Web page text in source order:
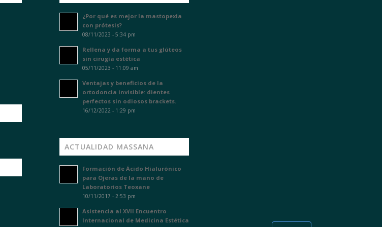
¿Por qué es mejor la mastopexia
con prótesis?
08/11/2023 - 5:34 pm
Rellena y da forma a tus glúteos
sin cirugía estética
05/11/2023 - 11:09 am
Ventajas y beneficios de la
ortodoncia invisible: dientes
perfectos sin odiosos brackets.
16/12/2022 - 1:29 pm
ACTUALIDAD MASSANA
Formación de Ácido Hialurónico
para Ojeras de la mano de
Laboratorios Teoxane
10/11/2017 - 2:53 pm
Asistencia al XVII Encuentro
Internacional de Medicina Estética